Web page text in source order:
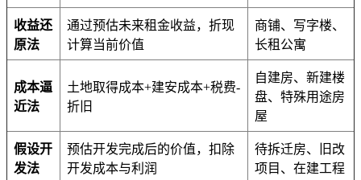
收益还
原法
通过预估未来租金收益，折现
计算当前价值
商铺、写字楼、
长租公寓
成本逼
近法
土地取得成本+建安成本+税费-
折旧
自建房、新建楼
盘、特殊用途房
屋
假设开
发法
预估开发完成后的价值，扣除
开发成本与利润
待拆迁房、旧改
项目、在建工程